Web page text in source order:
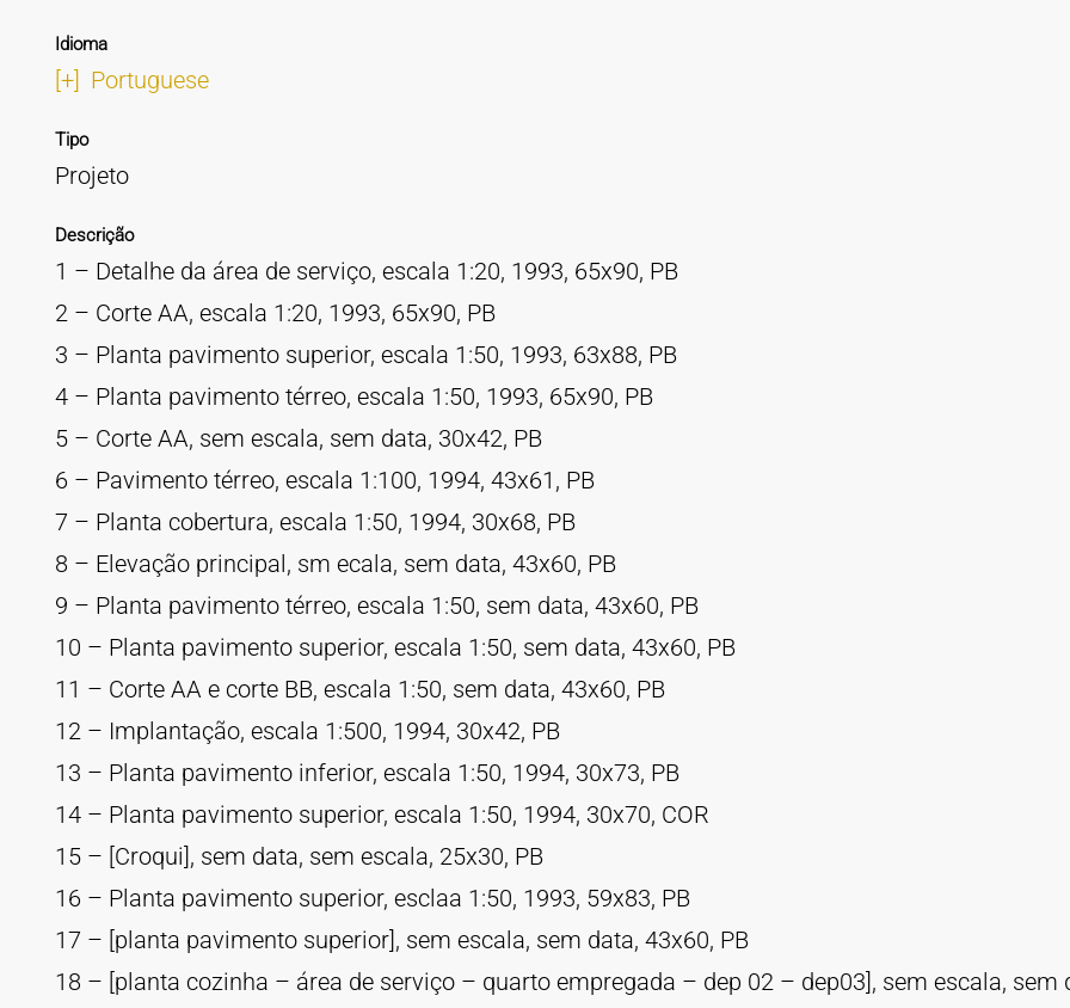
Idioma
[+] Portuguese
Tipo
Projeto
Descrição
1 – Detalhe da área de serviço, escala 1:20, 1993, 65x90, PB
2 – Corte AA, escala 1:20, 1993, 65x90, PB
3 – Planta pavimento superior, escala 1:50, 1993, 63x88, PB
4 – Planta pavimento térreo, escala 1:50, 1993, 65x90, PB
5 – Corte AA, sem escala, sem data, 30x42, PB
6 – Pavimento térreo, escala 1:100, 1994, 43x61, PB
7 – Planta cobertura, escala 1:50, 1994, 30x68, PB
8 – Elevação principal, sm ecala, sem data, 43x60, PB
9 – Planta pavimento térreo, escala 1:50, sem data, 43x60, PB
10 – Planta pavimento superior, escala 1:50, sem data, 43x60, PB
11 – Corte AA e corte BB, escala 1:50, sem data, 43x60, PB
12 – Implantação, escala 1:500, 1994, 30x42, PB
13 – Planta pavimento inferior, escala 1:50, 1994, 30x73, PB
14 – Planta pavimento superior, escala 1:50, 1994, 30x70, COR
15 – [Croqui], sem data, sem escala, 25x30, PB
16 – Planta pavimento superior, esclaa 1:50, 1993, 59x83, PB
17 – [planta pavimento superior], sem escala, sem data, 43x60, PB
18 – [planta cozinha – área de serviço – quarto empregada – dep 02 – dep03], sem escala, sem